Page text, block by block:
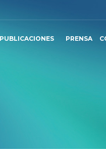
PUBLICACIONES PRENSA